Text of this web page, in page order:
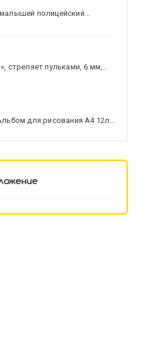
полицейский
стреляет пульками, 6 мм,
для рисования А4 12л.